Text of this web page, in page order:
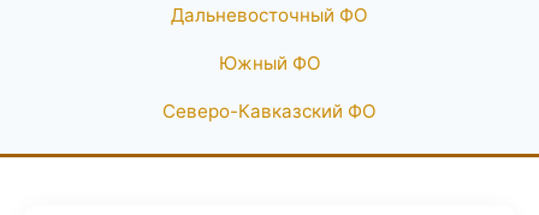
Дальневосточный ФО
Южный ФО
Северо-Кавказский ФО